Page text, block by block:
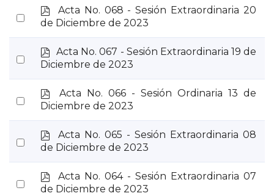
Select
p
d
Acta No. 068 - Sesión Extraordinaria 20
de Diciembre de 2023
Select
p
d
Acta No. 067 - Sesión Extraordinaria 19 de
Diciembre de 2023
Select
p
d
Acta No. 066 - Sesión Ordinaria 13 de
Diciembre de 2023
Select
p
d
Acta No. 065 - Sesión Extraordinaria 08
de Diciembre de 2023
Select
p
d
Acta No. 064 - Sesión Extraordinaria 07
de Diciembre de 2023